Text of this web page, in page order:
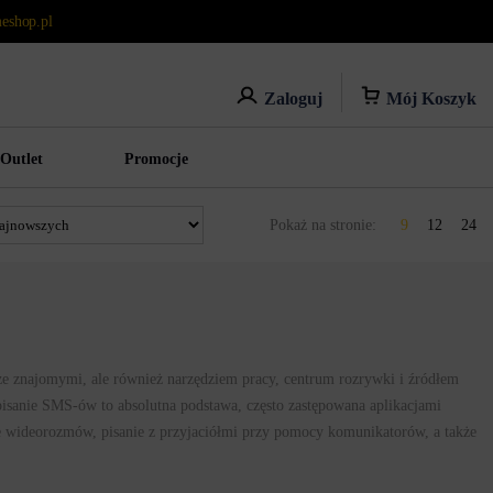
Zaloguj Mój Koszyk
Outlet Promocje
Pokaż na stronie: 9 12 24
znajomymi, ale również narzędziem pracy, centrum rozrywki i źródłem
SMS-ów to absolutna podstawa, często zastępowana aplikacjami
pisanie z przyjaciółmi przy pomocy komunikatorów, a także